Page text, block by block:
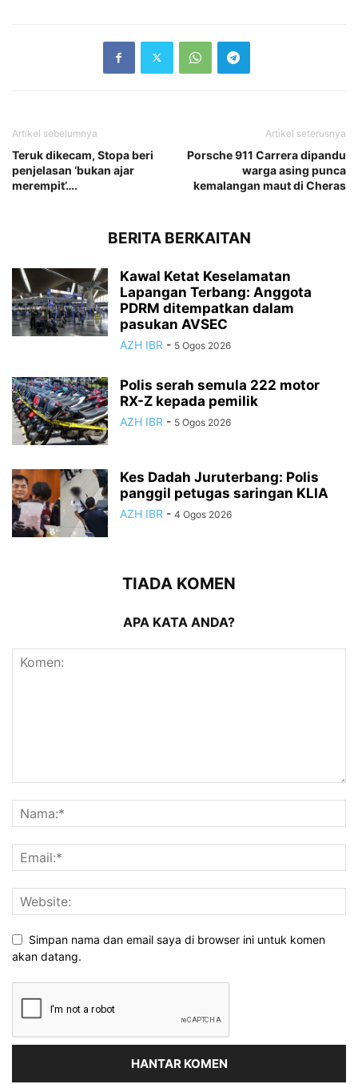
Artikel sebelumnya
Teruk dikecam, Stopa beri
penjelasan ‘bukan ajar
merempit’….
Artikel seterusnya
Porsche 911 Carrera dipandu
warga asing punca
kemalangan maut di Cheras
BERITA BERKAITAN
Kawal Ketat Keselamatan
Lapangan Terbang: Anggota
PDRM ditempatkan dalam
pasukan AVSEC
AZH IBR - 5 Ogos 2026
Polis serah semula 222 motor
RX-Z kepada pemilik
AZH IBR - 5 Ogos 2026
Kes Dadah Juruterbang: Polis
panggil petugas saringan KLIA
AZH IBR - 4 Ogos 2026
TIADA KOMEN
APA KATA ANDA?
Simpan nama dan email saya di browser ini untuk komen
akan datang.